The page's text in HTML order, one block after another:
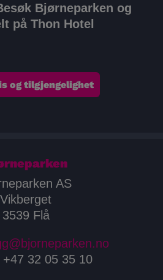
Bjørneparken og
på Thon Hotel
og tilgjengelighet
AS
Vikberget
3539 Flå
32 05 35 10